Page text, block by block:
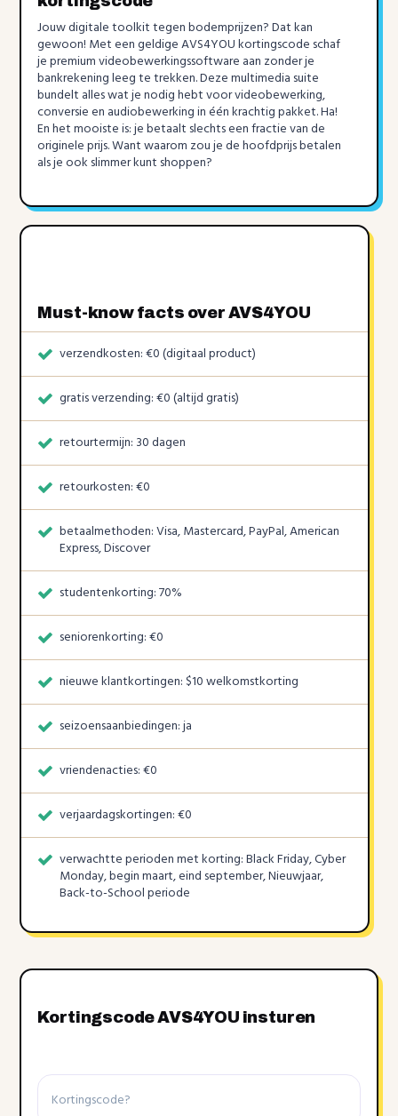
Jouw digitale toolkit tegen bodemprijzen? Dat kan
gewoon! Met een geldige AVS4YOU kortingscode schaf
je premium videobewerkingssoftware aan zonder je
bankrekening leeg te trekken. Deze multimedia suite
bundelt alles wat je nodig hebt voor videobewerking,
conversie en audiobewerking in één krachtig pakket. Ha!
En het mooiste is: je betaalt slechts een fractie van de
originele prijs. Want waarom zou je de hoofdprijs betalen
als je ook slimmer kunt shoppen?
Must-know facts over AVS4YOU
verzendkosten: €0 (digitaal product)
gratis verzending: €0 (altijd gratis)
retourtermijn: 30 dagen
retourkosten: €0
betaalmethoden: Visa, Mastercard, PayPal, American
Express, Discover
studentenkorting: 70%
seniorenkorting: €0
nieuwe klantkortingen: $10 welkomstkorting
seizoensaanbiedingen: ja
vriendenacties: €0
verjaardagskortingen: €0
verwachtte perioden met korting: Black Friday, Cyber
Monday, begin maart, eind september, Nieuwjaar,
Back-to-School periode
Kortingscode AVS4YOU insturen
Kortingscode